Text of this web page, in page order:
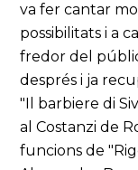
va fer cantar
possibilitats i a
fredor del
després i ja
"Il barbiere di
al Costanzi de
funcions de